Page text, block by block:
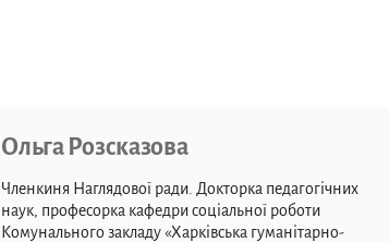
Ольга Розсказова
Членкиня Наглядової ради. Докторка педагогічних
наук, професорка кафедри соціальної роботи
Комунального закладу «Харківська гуманітарно-